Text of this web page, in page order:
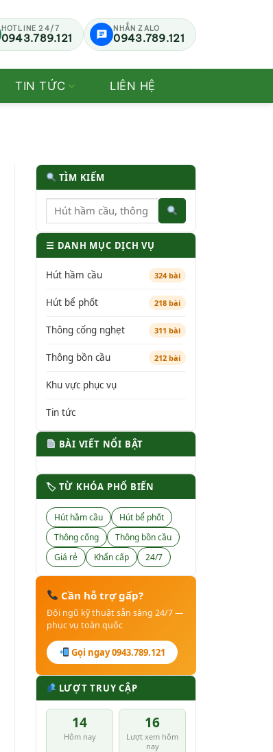
HOTLINE 24/7
0943.789.121
NHẮN ZALO
0943.789.121
TIN TỨC LIÊN HỆ
TÌM KIẾM
☰ DANH MỤC DỊCH VỤ
Hút hầm cầu 324 bài
Hút bể phốt 218 bài
Thông cống nghẹt 311 bài
Thông bồn cầu 212 bài
Khu vực phục vụ
Tin tức
BÀI VIẾT NỔI BẬT
🏷 TỪ KHÓA PHỔ BIẾN
Hút hầm cầu
Hút bể phốt
Thông cống
Thông bồn cầu
Giá rẻ
Khẩn cấp 24/7
Cần hỗ trợ gấp?
Đội ngũ kỹ thuật sẵn sàng 24/7 —
phục vụ toàn quốc
Gọi ngay 0943.789.121
LƯỢT TRUY CẬP
14
Hôm nay
16
Lượt xem hôm
nay